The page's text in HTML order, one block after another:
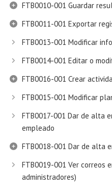
FTB0010-001 Guardar
FTB0011-001 Exportar
FTB0013-001 Modificar
FTB0014-001 Editar o
FTB0016-001 Crear
FTB0015-001 Modificar
FTB0017-001 Dar de alta
empleado
FTB0018-001 Dar de alta
FTB0019-001 Ver correos
administradores)